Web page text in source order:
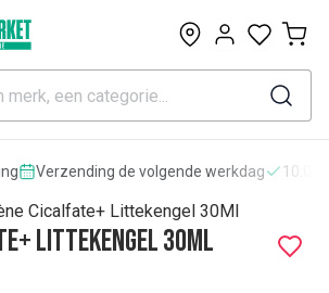
0
Verzending de volgende werkdag
Cicalfate+ Littekengel 30Ml
Littekengel 30Ml